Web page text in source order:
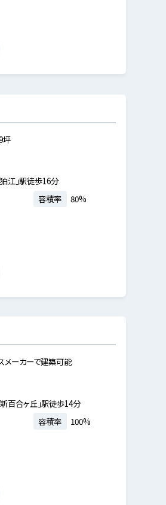
坪
江」駅徒歩16分
容積率 80%
ーカーで建築可能
百合ヶ丘」駅徒歩14分
容積率 100%